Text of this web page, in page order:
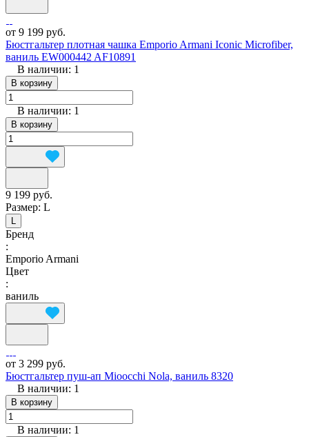
от 9 199 руб.
Бюстгальтер плотная чашка Emporio Armani Iconic Microfiber,
ваниль EW000442 AF10891
В наличии: 1
В корзину
В наличии: 1
В корзину
9 199 руб.
Размер: L
L
Бренд
:
Emporio Armani
Цвет
:
ваниль
от 3 299 руб.
Бюстгальтер пуш-ап Mioocchi Nola, ваниль 8320
В наличии: 1
В корзину
В наличии: 1